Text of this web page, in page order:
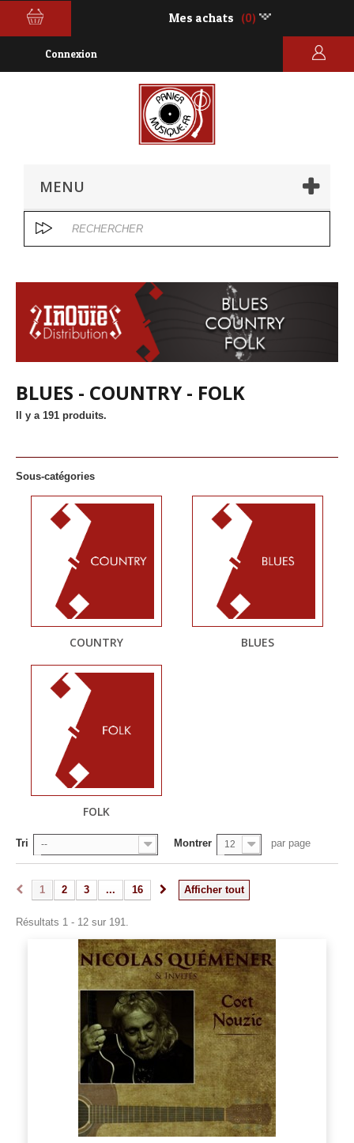
Mes achats (0)
Connexion
MENU
BLUES - COUNTRY - FOLK
Il y a 191 produits.
Sous-catégories
COUNTRY BLUES
FOLK
Tri -- Montrer 12 par page
Afficher tout
1 2 3 ... 16
Résultats 1 - 12 sur 191.